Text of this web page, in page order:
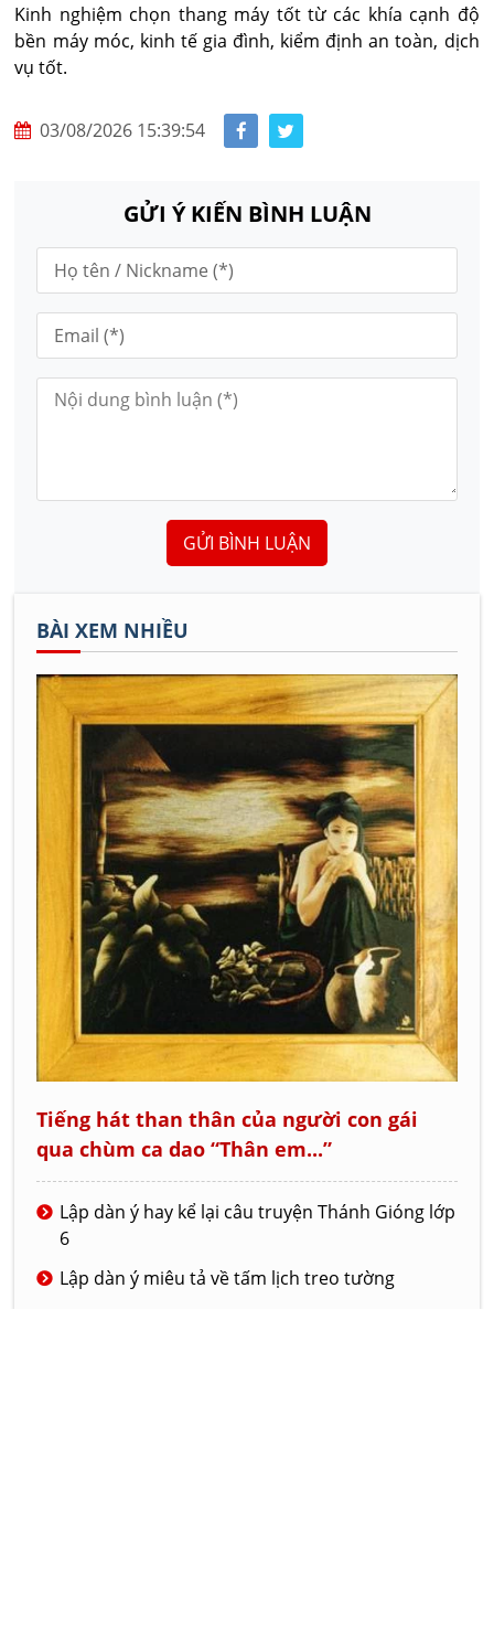
Kinh nghiệm chọn thang máy tốt từ các khía cạnh độ
bền máy móc, kinh tế gia đình, kiểm định an toàn, dịch
vụ tốt.
03/08/2026 15:39:54
GỬI Ý KIẾN BÌNH LUẬN
GỬI BÌNH LUẬN
BÀI XEM NHIỀU
Tiếng hát than thân của người con gái
qua chùm ca dao “Thân em...”
Lập dàn ý hay kể lại câu truyện Thánh Gióng lớp
6
Lập dàn ý miêu tả về tấm lịch treo tường